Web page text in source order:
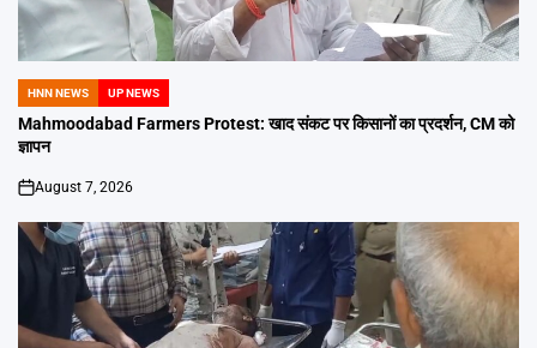
POSTED
IN
HNN NEWS UP NEWS
Mahmoodabad Farmers Protest: खाद संकट पर किसानों का प्रदर्शन, CM को
ज्ञापन
on
August 7, 2026